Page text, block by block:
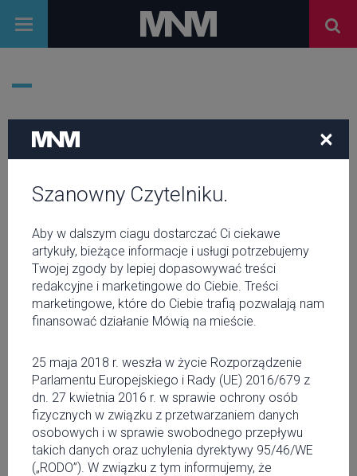
IAFWARSAW
Marszałkowska
Warszawa, 00-514
Warszawa
Zobacz na Facebooku
×
Szanowny Czytelniku.
Aby w dalszym ciagu dostarczać Ci ciekawe
artykuły, bieżące informacje i usługi potrzebujemy
Twojej zgody by lepiej dopasowywać treści
redakcyjne i marketingowe do Ciebie. Treści
marketingowe, które do Ciebie trafią pozwalają nam
finansować działanie Mówią na mieście.
25 maja 2018 r. weszła w życie Rozporządzenie
Parlamentu Europejskiego i Rady (UE) 2016/679 z
dn. 27 kwietnia 2016 r. w sprawie ochrony osób
fizycznych w związku z przetwarzaniem danych
osobowych i w sprawie swobodnego przepływu
takich danych oraz uchylenia dyrektywy 95/46/WE
(„RODO”). W związku z tym informujemy, że